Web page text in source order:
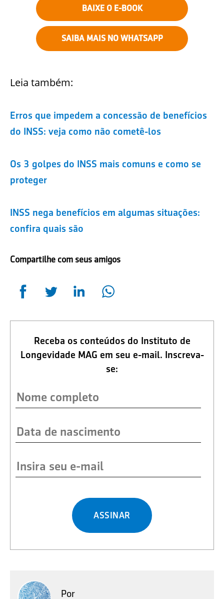
BAIXE O E-BOOK
SAIBA MAIS NO WHATSAPP
Leia também:
Erros que impedem a concessão de benefícios
do INSS: veja como não cometê-los
Os 3 golpes do INSS mais comuns e como se
proteger
INSS nega benefícios em algumas situações:
confira quais são
Compartilhe com seus amigos
Receba os conteúdos do Instituto de
Longevidade MAG em seu e-mail. Inscreva-
se:
ASSINAR
Por